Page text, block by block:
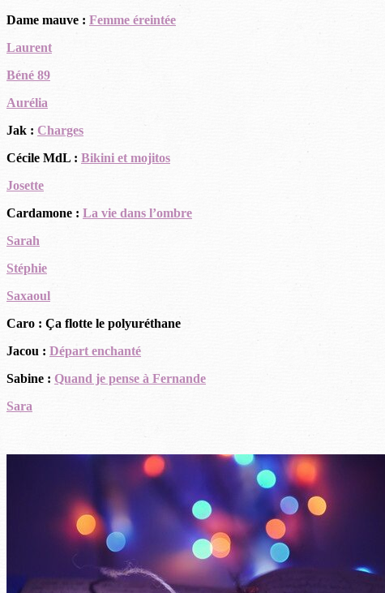
Dame mauve : Femme éreintée
Laurent
Béné 89
Aurélia
Jak : Charges
Cécile MdL : Bikini et mojitos
Josette
Cardamone : La vie dans l’ombre
Sarah
Stéphie
Saxaoul
Caro : Ça flotte le polyuréthane
Jacou : Départ enchanté
Sabine : Quand je pense à Fernande
Sara